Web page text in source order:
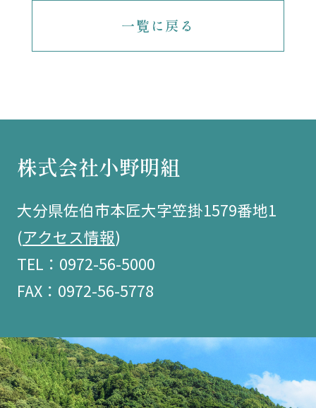
一覧に戻る
株式会社小野明組
大分県佐伯市本匠大字笠掛1579番地1
(アクセス情報)
TEL：0972-56-5000
FAX：0972-56-5778